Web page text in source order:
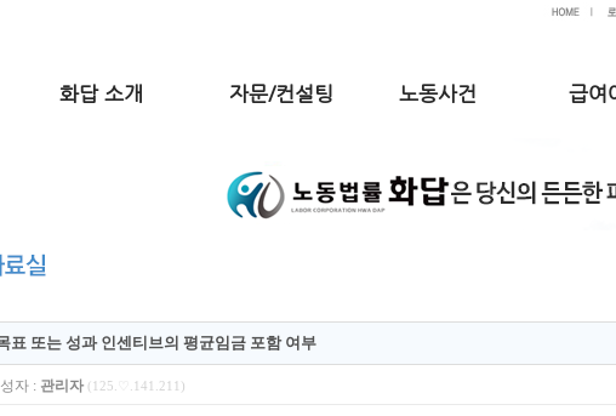
화답 소개 자문/컨설팅 노동사건 급여
표 또는 성과 인센티브의 평균임금 포함 여부
자 : 관리자(125.♡.141.211)